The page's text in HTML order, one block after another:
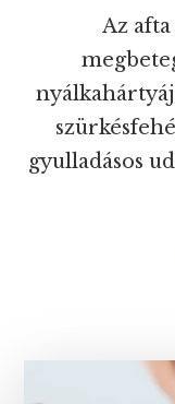
Az
gyulladásos